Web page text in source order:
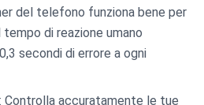
del telefono funziona bene per
di reazione umano
secondi di errore a ogni
: Controlla accuratamente le tue